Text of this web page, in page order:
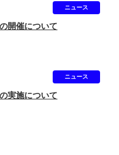
ニュース
開催について
ニュース
実施について